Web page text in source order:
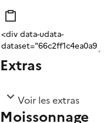
Extras
Voir les extras
Moissonnage